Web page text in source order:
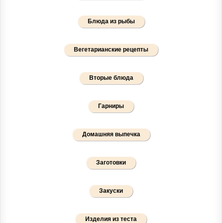
Блюда из рыбы
Вегетарианские рецепты
Вторые блюда
Гарниры
Домашняя выпечка
Заготовки
Закуски
Изделия из теста